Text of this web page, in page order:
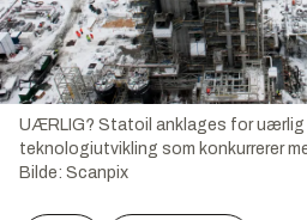
UÆRLIG? Statoil anklages for uærlig
teknologiutvikling som konkurrerer
Bilde: Scanpix